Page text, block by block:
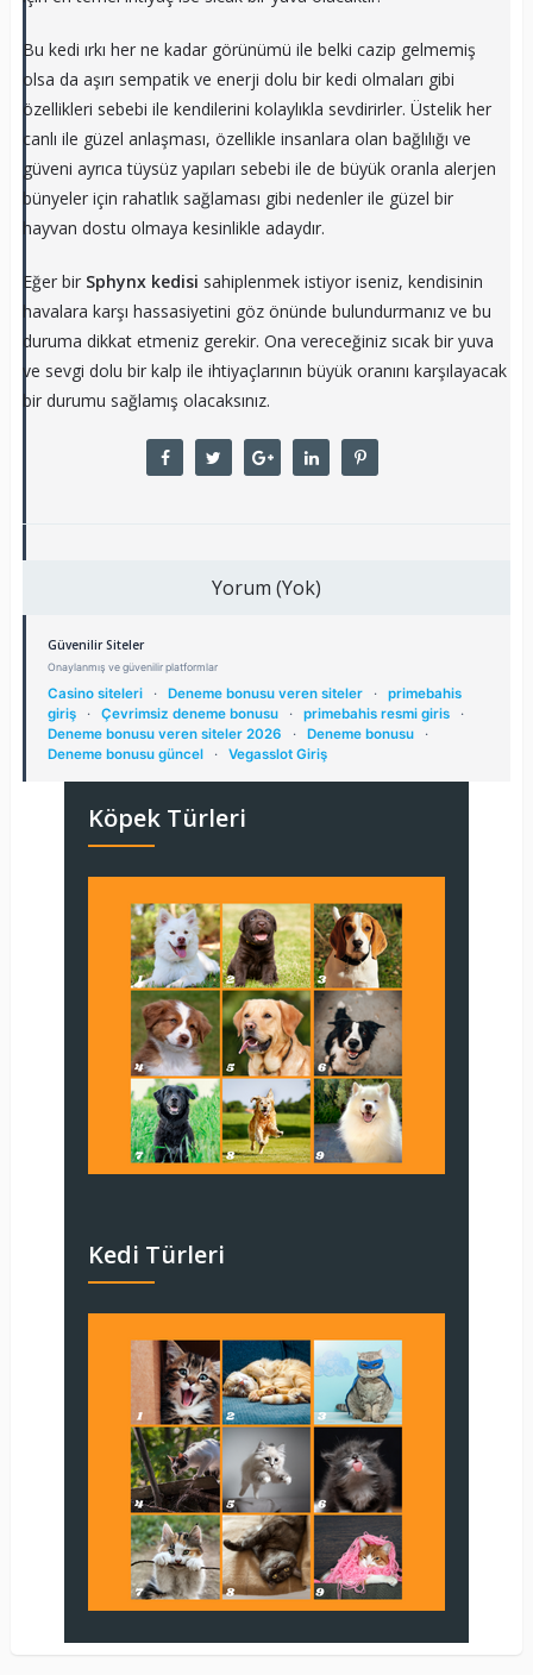
Bu kedi ırkı her ne kadar görünümü ile belki cazip gelmemiş
olsa da aşırı sempatik ve enerji dolu bir kedi olmaları gibi
özellikleri sebebi ile kendilerini kolaylıkla sevdirirler. Üstelik her
canlı ile güzel anlaşması, özellikle insanlara olan bağlılığı ve
güveni ayrıca tüysüz yapıları sebebi ile de büyük oranla alerjen
bünyeler için rahatlık sağlaması gibi nedenler ile güzel bir
hayvan dostu olmaya kesinlikle adaydır.
Eğer bir Sphynx kedisi sahiplenmek istiyor iseniz, kendisinin
havalara karşı hassasiyetini göz önünde bulundurmanız ve bu
duruma dikkat etmeniz gerekir. Ona vereceğiniz sıcak bir yuva
ve sevgi dolu bir kalp ile ihtiyaçlarının büyük oranını karşılayacak
bir durumu sağlamış olacaksınız.
Yorum (Yok)
Güvenilir Siteler
Onaylanmış ve güvenilir platformlar
Casino siteleri · Deneme bonusu veren siteler ·
primebahis
giriş
· Çevrimsiz deneme bonusu · primebahis resmi giris
·
Deneme bonusu veren siteler 2026
· Deneme bonusu
·
Deneme bonusu güncel
· Vegasslot Giriş
Köpek Türleri
Kedi Türleri